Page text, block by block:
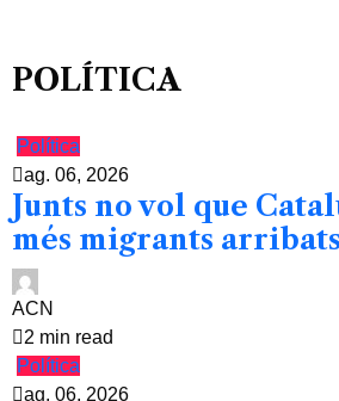
POLÍTICA
Política
ag. 06, 2026
Junts no vol que
més migrants
ACN
2 min read
Política
ag. 06, 2026